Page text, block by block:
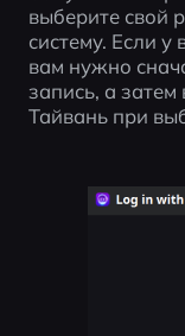
выберите свой
систему. Если у
вам нужно
запись, а
Тайвань при